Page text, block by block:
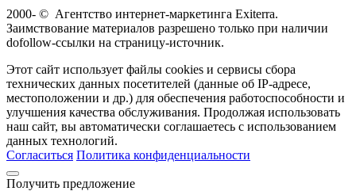
2000- © Агентство интернет-маркетинга Exiterra.
Заимствование материалов разрешено только при наличии
dofollow-ссылки на страницу-источник.
Этот сайт использует файлы cookies и сервисы сбора
технических данных посетителей (данные об IP-адресе,
местоположении и др.) для обеспечения работоспособности и
улучшения качества обслуживания. Продолжая использовать
наш сайт, вы автоматически соглашаетесь с использованием
данных технологий.
Согласиться Политика конфиденциальности
Получить предложение